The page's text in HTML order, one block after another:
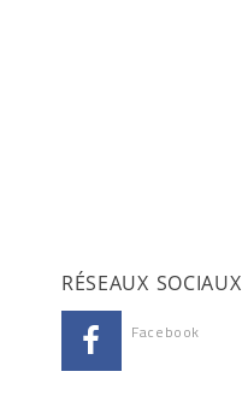
RÉSEAUX SOCIAUX
Facebook